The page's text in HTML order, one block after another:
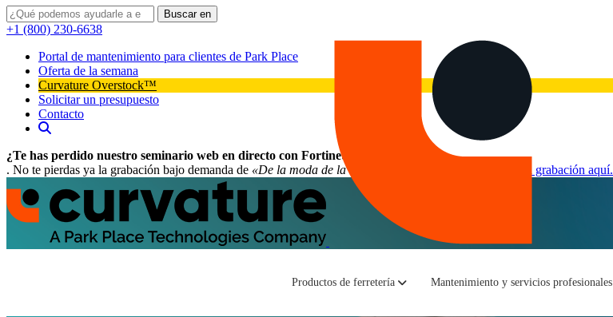
Buscar en
+1 (800) 230-6638
Portal de mantenimiento para clientes de Park Place
Oferta de la semana
Curvature Overstock™
Solicitar un presupuesto
Contacto
Productos de ferretería Mantenimiento y servicios profesionales
¿Te has perdido nuestro seminario web en directo con Fortinet?
. No te pierdas ya la grabación bajo demanda de «De la moda de la IA a la realidad de las redes Ve la grabación aquí.